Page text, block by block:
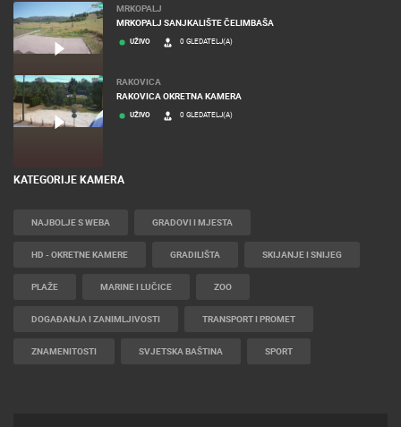
MRKOPALJ
MRKOPALJ SANJKALIŠTE ČELIMBAŠA
UŽIVO 0 GLEDATELJ(A)
RAKOVICA
RAKOVICA OKRETNA KAMERA
UŽIVO 0 GLEDATELJ(A)
KATEGORIJE KAMERA
NAJBOLJE S WEBA GRADOVI I MJESTA
HD - OKRETNE KAMERE GRADILIŠTA SKIJANJE I SNIJEG
PLAŽE MARINE I LUČICE ZOO
DOGAĐANJA I ZANIMLJIVOSTI TRANSPORT I PROMET
ZNAMENITOSTI SVJETSKA BAŠTINA SPORT